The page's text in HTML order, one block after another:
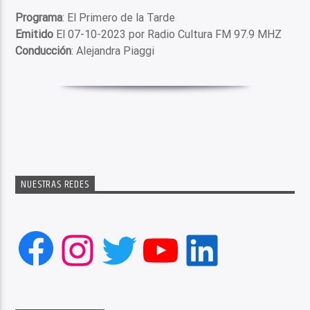
Programa: El Primero de la Tarde
Emitido El 07-10-2023 por Radio Cultura FM 97.9 MHZ
Conducción: Alejandra Piaggi
NUESTRAS REDES
Facebook
Instagram
Twitter
YouTube
LinkedIn